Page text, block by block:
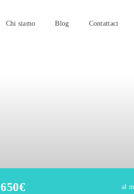
Chi siamo Blog Contattaci
650€ al